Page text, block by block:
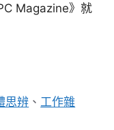
Magazine》就
思辨 、工作雜